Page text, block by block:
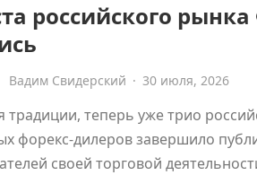
российского
Вадим Свидерский · 30 июля, 2026
теперь уже трио
форекс-дилеров завершило
своей торговой